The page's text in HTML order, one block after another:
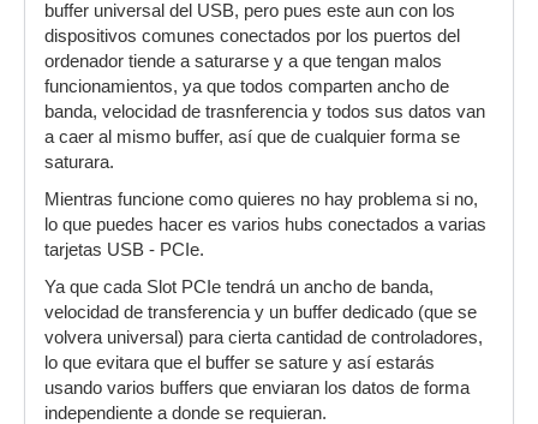
buffer universal del USB, pero pues este aun con los
dispositivos comunes conectados por los puertos del
ordenador tiende a saturarse y a que tengan malos
funcionamientos, ya que todos comparten ancho de
banda, velocidad de trasnferencia y todos sus datos van
a caer al mismo buffer, así que de cualquier forma se
saturara.
Mientras funcione como quieres no hay problema si no,
lo que puedes hacer es varios hubs conectados a varias
tarjetas USB - PCIe.
Ya que cada Slot PCIe tendrá un ancho de banda,
velocidad de transferencia y un buffer dedicado (que se
volvera universal) para cierta cantidad de controladores,
lo que evitara que el buffer se sature y así estarás
usando varios buffers que enviaran los datos de forma
independiente a donde se requieran.